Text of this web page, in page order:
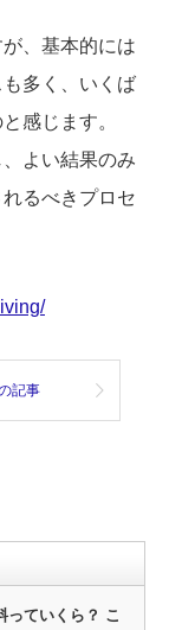
、基本的には
多く、いくば
感じます。
よい結果のみ
るべきプロセ
記事
っていくら？ こ